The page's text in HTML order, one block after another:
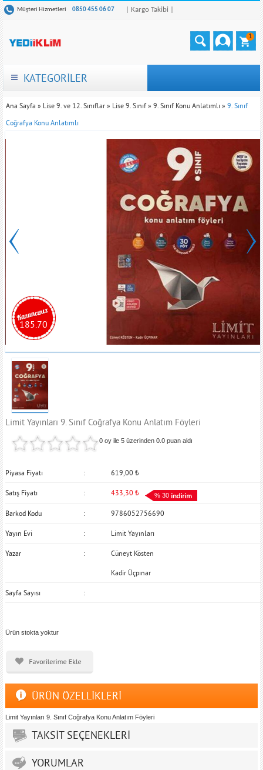
Müşteri Hizmetleri 0850 455 06 07 | Kargo Takibi |
1
KATEGORİLER
Ana Sayfa » Lise 9. ve 12. Sınıflar » Lise 9. Sınıf » 9. Sınıf Konu Anlatımlı » 9. Sınıf
Coğrafya Konu Anlatımlı
185.70
Limit Yayınları 9. Sınıf Coğrafya Konu Anlatım Föyleri
0 oy ile 5 üzerinden0.0 puan aldı
Piyasa Fiyatı 619,00 ₺
Satış Fiyatı 433,30 ₺ % 30
Barkod Kodu 9786052756690
Yayın Evi Limit Yayınları
Yazar Cüneyt Kösten
Kadir Üçpınar
Sayfa Sayısı
Ürün stokta yoktur
ÜRÜN ÖZELLİKLERİ
Limit Yayınları 9. Sınıf Coğrafya Konu Anlatım Föyleri
TAKSİT SEÇENEKLERİ
YORUMLAR